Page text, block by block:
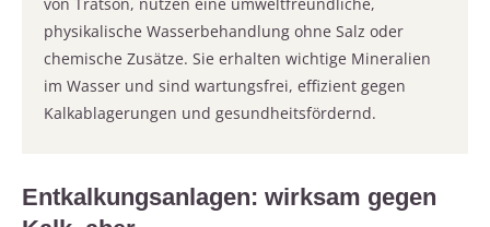
physikalische Wasserbehandlung ohne Salz oder
chemische Zusätze. Sie erhalten wichtige Mineralien
im Wasser und sind wartungsfrei, effizient gegen
Kalkablagerungen und gesundheitsfördernd.
Entkalkungsanlagen: wirksam gegen